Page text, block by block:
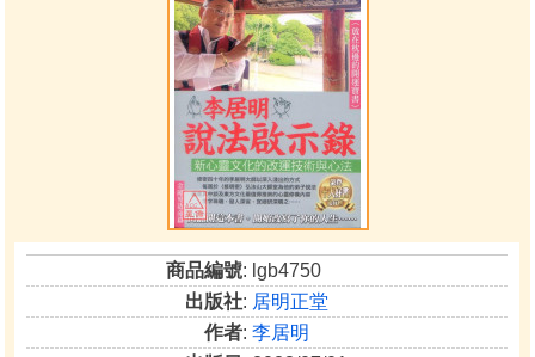
商品編號: lgb4750
出版社: 居明正堂
作者:李居明